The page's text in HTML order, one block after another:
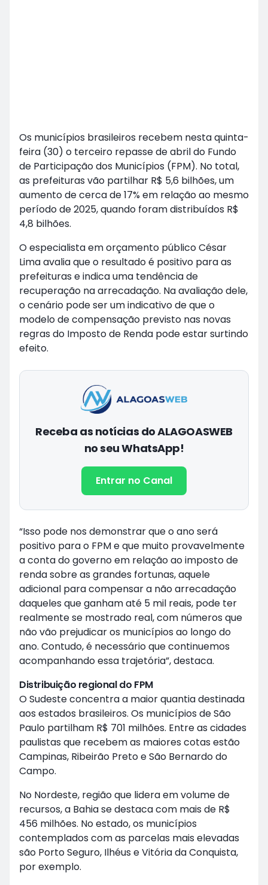
Os municípios brasileiros recebem nesta quinta-
feira (30) o terceiro repasse de abril do Fundo
de Participação dos Municípios (FPM). No total,
as prefeituras vão partilhar R$ 5,6 bilhões, um
aumento de cerca de 17% em relação ao mesmo
período de 2025, quando foram distribuídos R$
4,8 bilhões.
O especialista em orçamento público César
Lima avalia que o resultado é positivo para as
prefeituras e indica uma tendência de
recuperação na arrecadação. Na avaliação dele,
o cenário pode ser um indicativo de que o
modelo de compensação previsto nas novas
regras do Imposto de Renda pode estar surtindo
efeito.
Receba as notícias do ALAGOASWEB
no seu WhatsApp!
Entrar no Canal
“Isso pode nos demonstrar que o ano será
positivo para o FPM e que muito provavelmente
a conta do governo em relação ao imposto de
renda sobre as grandes fortunas, aquele
adicional para compensar a não arrecadação
daqueles que ganham até 5 mil reais, pode ter
realmente se mostrado real, com números que
não vão prejudicar os municípios ao longo do
ano. Contudo, é necessário que continuemos
acompanhando essa trajetória”, destaca.
Distribuição regional do FPM
O Sudeste concentra a maior quantia destinada
aos estados brasileiros. Os municípios de São
Paulo partilham R$ 701 milhões. Entre as cidades
paulistas que recebem as maiores cotas estão
Campinas, Ribeirão Preto e São Bernardo do
Campo.
No Nordeste, região que lidera em volume de
recursos, a Bahia se destaca com mais de R$
456 milhões. No estado, os municípios
contemplados com as parcelas mais elevadas
são Porto Seguro, Ilhéus e Vitória da Conquista,
por exemplo.